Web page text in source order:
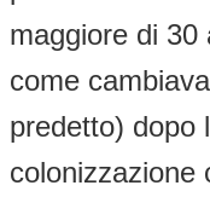
maggiore di 30
come
predetto) dopo
colonizzazione